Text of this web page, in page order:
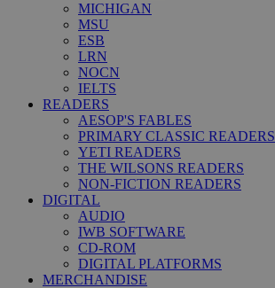
MICHIGAN
MSU
ESB
LRN
NOCN
IELTS
READERS
AESOP'S FABLES
PRIMARY CLASSIC READERS
YETI READERS
THE WILSONS READERS
NON-FICTION READERS
DIGITAL
AUDIO
IWB SOFTWARE
CD-ROM
DIGITAL PLATFORMS
MERCHANDISE